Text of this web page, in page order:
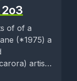
of of a
(*1975) a
artist,